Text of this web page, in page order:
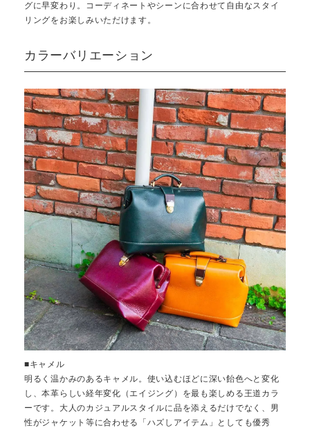
グに早変わり。コーディネートやシーンに合わせて自由なスタイ
リングをお楽しみいただけます。
カラーバリエーション
■キャメル
明るく温かみのあるキャメル。使い込むほどに深い飴色へと変化
し、本革らしい経年変化（エイジング）を最も楽しめる王道カラ
ーです。大人のカジュアルスタイルに品を添えるだけでなく、男
性がジャケット等に合わせる「ハズしアイテム」としても優秀